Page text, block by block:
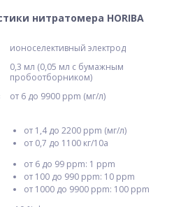
нитратомера HORIBA
ионоселективный электрод
0,3 мл (0,05 мл с бумажным
пробоотборником)
от 6 до 9900 ppm (мг/л)
от 1,4 до 2200 ppm (мг/л)
от 0,7 до 1100 кг/10а
от 6 до 99 ppm: 1 ppm
от 100 до 990 ppm: 10 ppm
от 1000 до 9900 ppm: 100 ppm